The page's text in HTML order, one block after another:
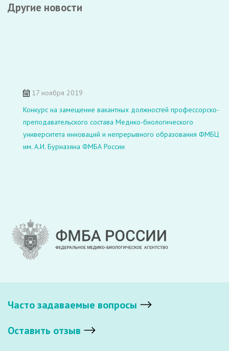
Другие новости
17 ноября 2019
Конкурс на замещение вакантных должностей профессорско-
преподавательского состава Медико-биологического
университета инноваций и непрерывного образования ФМБЦ
им. А.И. Бурназяна ФМБА России
Часто задаваемые вопросы
Оставить отзыв